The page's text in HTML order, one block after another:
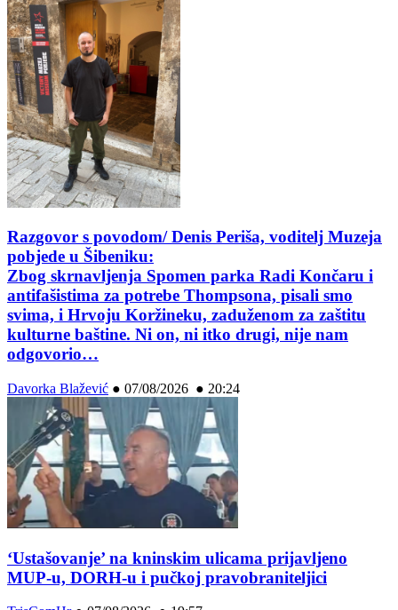
Razgovor s povodom/ Denis Periša, voditelj Muzeja
pobjede u Šibeniku:
Zbog skrnavljenja Spomen parka Radi Končaru i
antifašistima za potrebe Thompsona, pisali smo
svima, i Hrvoju Koržineku, zaduženom za zaštitu
kulturne baštine. Ni on, ni itko drugi, nije nam
odgovorio…
Davorka Blažević ● 07/08/2026 ● 20:24
‘Ustašovanje’ na kninskim ulicama prijavljeno
MUP-u, DORH-u i pučkoj pravobraniteljici